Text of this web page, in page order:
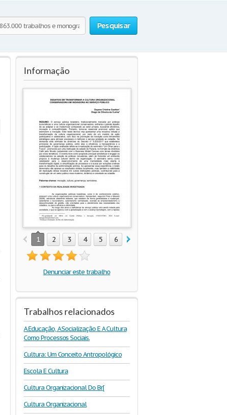
Pesquisar
Informação
1 2 3 4 5 6 7
Denunciar este trabalho
Trabalhos relacionados
A Educação, A Socialização E A Cultura
Como Processos Sociais.
Cultura: Um Conceito Antropológico
Escola E Cultura
Cultura Organizacional Do Br[
Cultura Organizacional